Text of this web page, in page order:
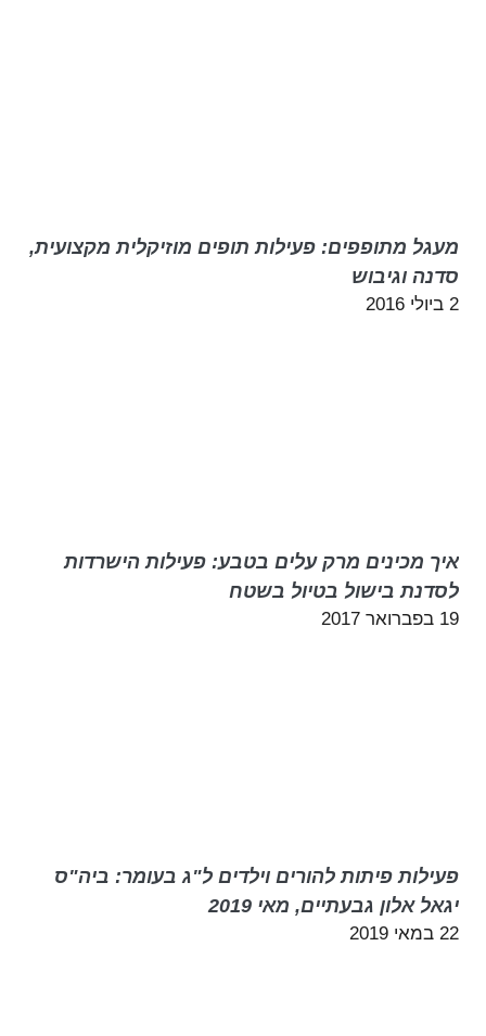
מעגל מתופפים: פעילות תופים מוזיקלית מקצועית,
סדנה וגיבוש
2 ביולי 2016
איך מכינים מרק עלים בטבע: פעילות הישרדות
לסדנת בישול בטיול בשטח
19 בפברואר 2017
פעילות פיתות להורים וילדים ל"ג בעומר: ביה"ס
יגאל אלון גבעתיים, מאי 2019
22 במאי 2019